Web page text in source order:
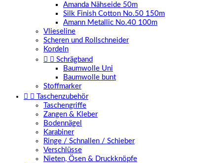
Amanda Nähseide 50m
Silk Finish Cotton No.50 150m
Amann Metallic No.40 100m
Vlieseline
Scheren und Rollschneider
Kordeln
  Schrägband
Baumwolle Uni
Baumwolle bunt
Stoffmarker
 
Taschenzubehör
Taschengriffe
Zangen & Kleber
Bodennägel
Karabiner
Ringe / Schnallen / Schieber
Verschlüsse
Nieten, Ösen & Druckknöpfe